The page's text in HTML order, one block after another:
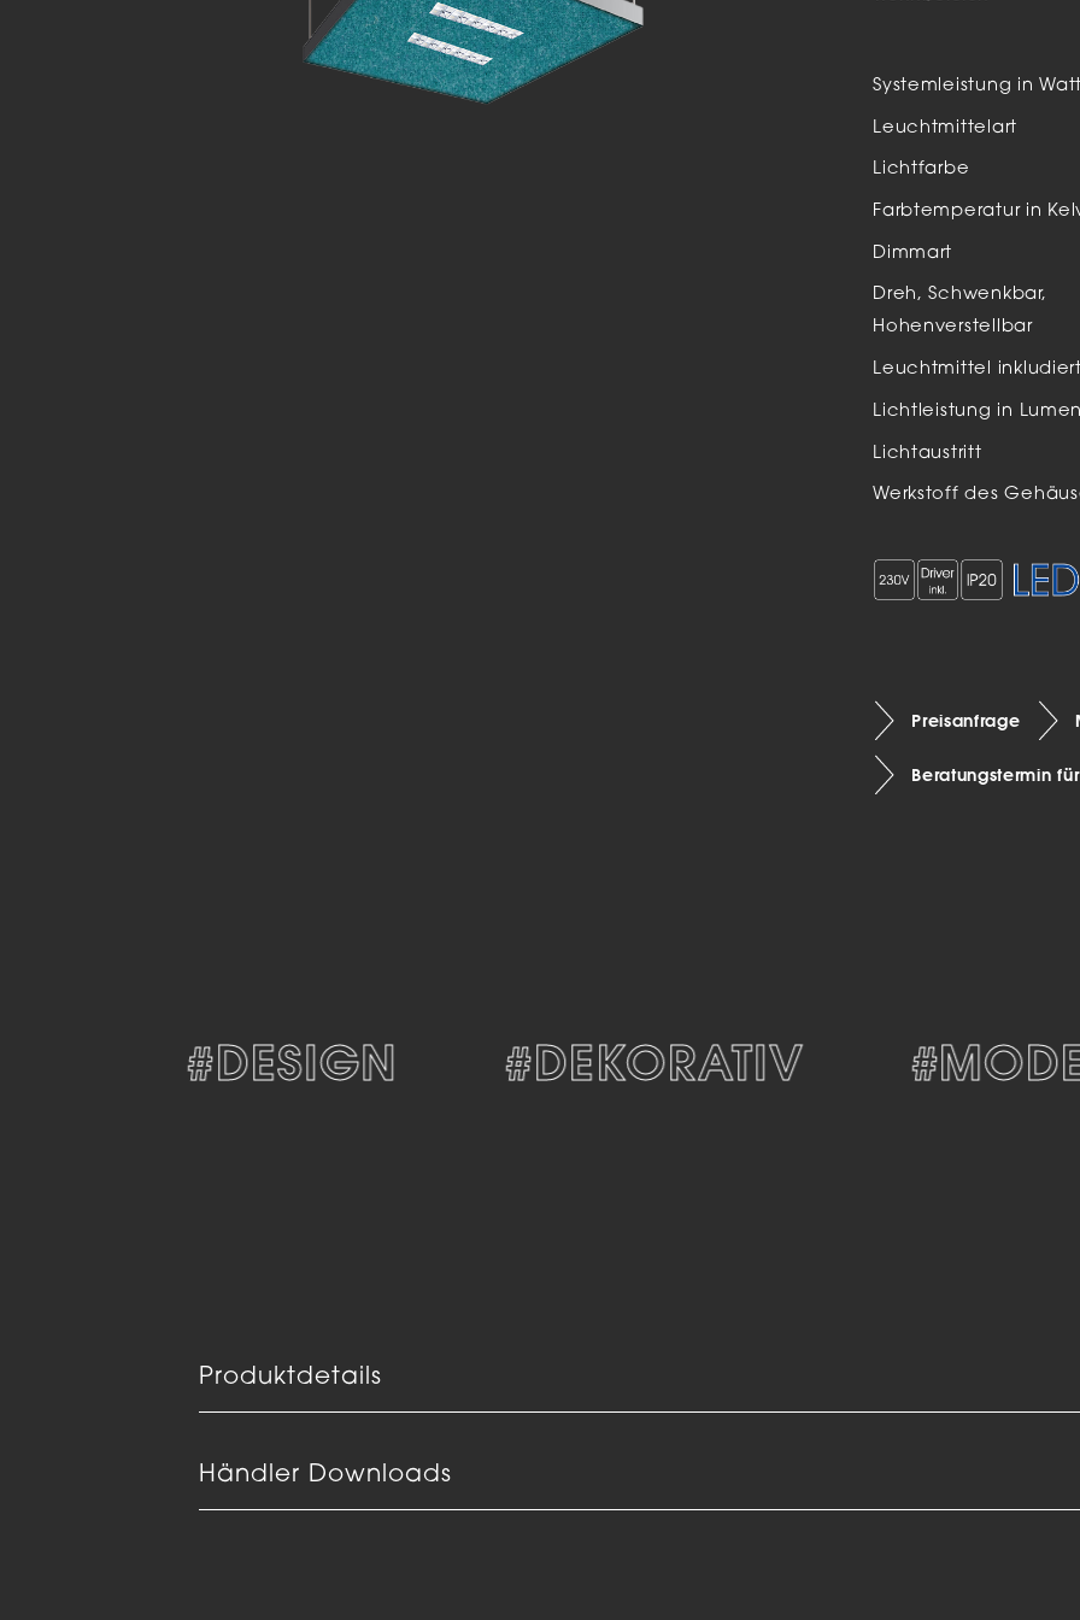
Systemleistung in Watt
Leuchtmittelart
Lichtfarbe
Farbtemperatur in
Dimmart
Dreh, Schwenkbar,
Hohenverstellbar
Leuchtmittel inkludiert
Lichtleistung in Lumen
Lichtaustritt
Werkstoff des
Preisanfrage
Beratungstermin
#DESIGN #DEKORATIV
Produktdetails
Händler Downloads